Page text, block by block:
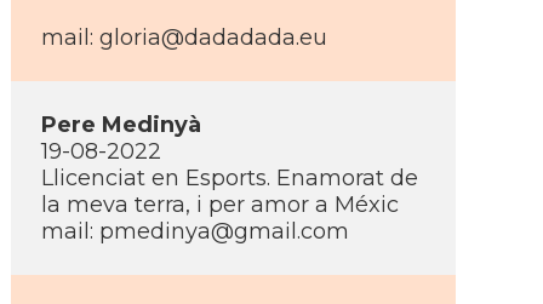
mail: gloria@dadadada.eu
Pere Medinyà
19-08-2022
Llicenciat en Esports. Enamorat de
la meva terra, i per amor a Méxic
mail: pmedinya@gmail.com